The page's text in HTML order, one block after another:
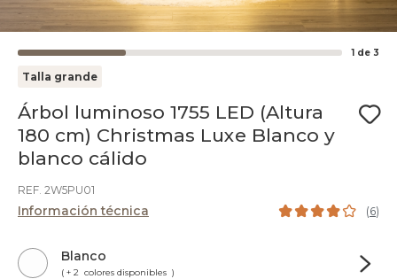
1 de 3
Talla grande
Árbol luminoso 1755 LED (Altura
180 cm) Christmas Luxe Blanco y
blanco cálido
REF. 2W5PU01
Información técnica (6)
Blanco
( + 2 colores disponibles )